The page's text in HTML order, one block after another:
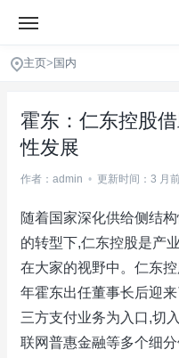
主页> 国内
霍东：仁东控股
性发展
作者：admin • 更新时间：3 月
随着国家深化供给侧结
的转型下,仁东控股是产
在大家的视野中。仁东
年霍东出任董事长后迎
三方支付业务为入口,切
联网普惠金融等多个细